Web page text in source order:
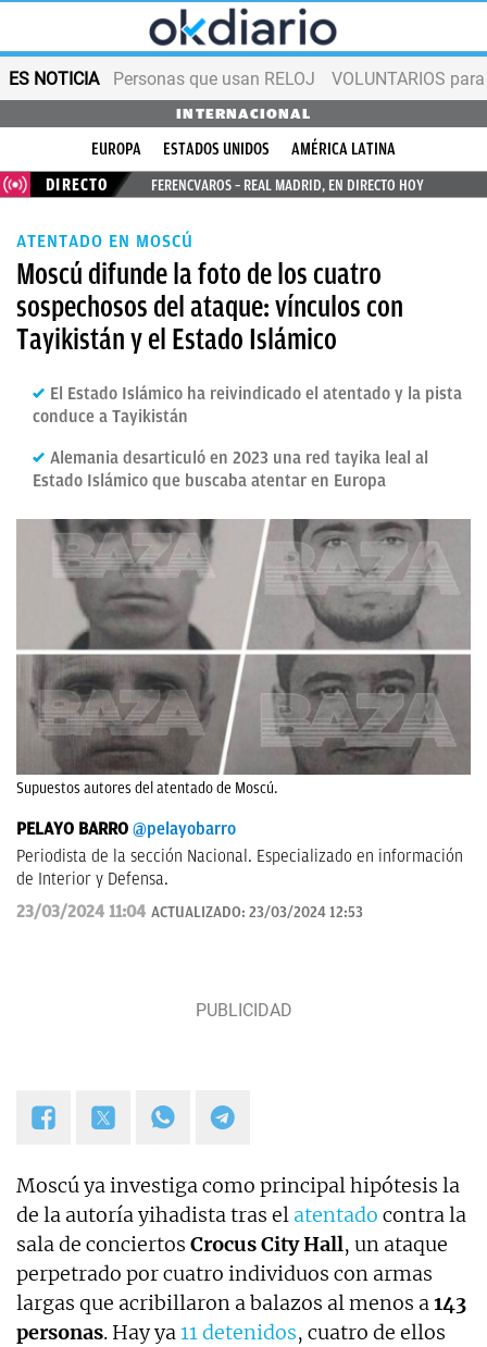
ES NOTICIA Personas que usan RELOJ VOLUNTARIOS
INTERNACIONAL
EUROPA ESTADOS UNIDOS
AMÉRICA LATINA
DIRECTO
FERENCVAROS – REAL MADRID, EN DIRECTO HOY
ATENTADO EN MOSCÚ
Moscú difunde la foto de los cuatro
sospechosos del ataque: vínculos con
Tayikistán y el Estado Islámico
El Estado Islámico ha reivindicado el atentado y la pista
conduce a Tayikistán
Alemania desarticuló en 2023 una red tayika leal al
Estado Islámico que buscaba atentar en Europa
Supuestos autores del atentado de Moscú.
PELAYO BARRO @pelayobarro
Periodista de la sección Nacional. Especializado en información
de Interior y Defensa.
23/03/2024 11:04 ACTUALIZADO: 23/03/2024 12:53
Moscú ya investiga como principal hipótesis la
de la autoría yihadista tras el atentado contra la
sala de conciertos Crocus City Hall, un ataque
perpetrado por cuatro individuos con armas
largas que acribillaron a balazos al menos a143
personas. Hay ya11 detenidos, cuatro de ellos